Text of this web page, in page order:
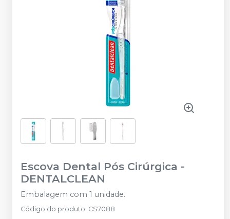
Escova Dental Pós Cirúrgica -
DENTALCLEAN
Embalagem com 1 unidade.
Código do produto: CS7088